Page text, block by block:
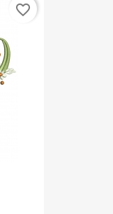
favorite_border